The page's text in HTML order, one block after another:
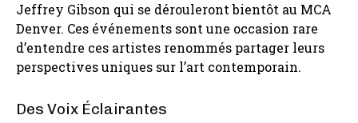
Jeffrey Gibson qui se dérouleront bientôt au MCA
Denver. Ces événements sont une occasion rare
d’entendre ces artistes renommés partager leurs
perspectives uniques sur l’art contemporain.
Des Voix Éclairantes